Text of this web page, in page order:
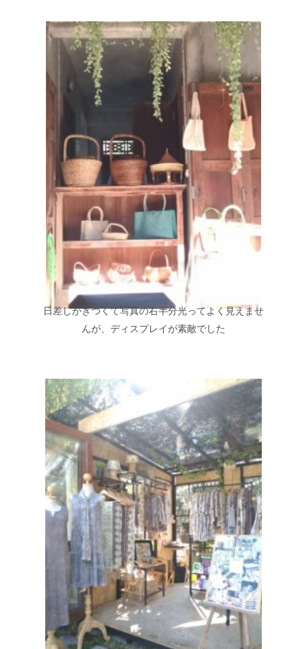
日差しがきつくて写真の右半分光ってよく見えませ
んが、ディスプレイが素敵でした